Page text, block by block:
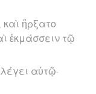
καὶ ἤρξατο
ἐκμάσσειν τῷ
αὐτῷ·